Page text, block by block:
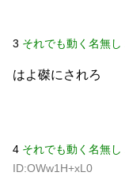
3 それでも動く名無し
はよ磔にされろ
4 それでも動く名無し
ID:OWw1H+xL0